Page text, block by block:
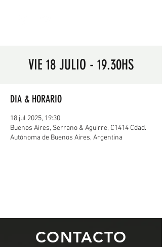
VIE 18 JULIO - 19.30HS
DIA & HORARIO
18 jul 2025, 19:30
Buenos Aires, Serrano & Aguirre, C1414 Cdad.
Autónoma de Buenos Aires, Argentina
CONTACTO